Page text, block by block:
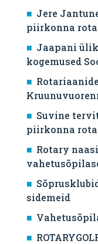
Jere
piirkonna
Jaapani
kogemused
Suvine
piirkonna
Rotary
sidemeid